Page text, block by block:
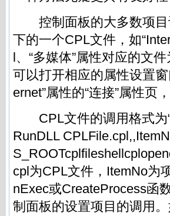
控制面板的大多数项目
下的一个CPL文件，如
l、“多媒体”属性对应的文
可以打开相应的属性设置
ernet”属性的“连接”属性页
CPL文件的调用格式为
RunDLL
cpl为CPL文件，ItemNo为
nExec或CreateProcess函
制面板的设置项目的调用